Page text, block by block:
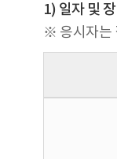
1) 일자 및
※ 응시자는